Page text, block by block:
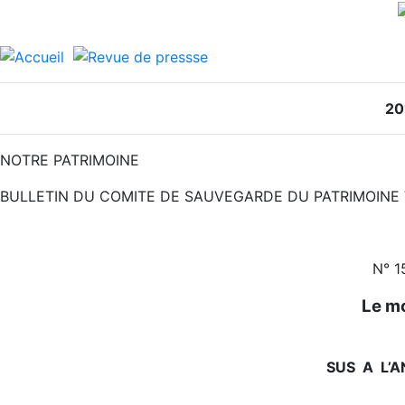
NOTRE PATRIMOINE
BULLETIN DU COMITE DE SAUVEGARDE DU PATRIMOINE
N°
Le
SUS A